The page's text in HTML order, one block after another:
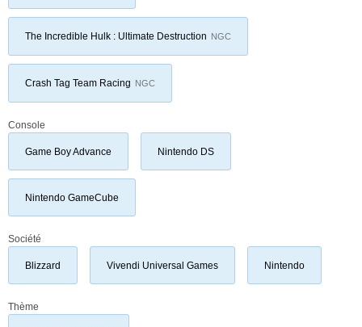
The Incredible Hulk : Ultimate Destruction NGC
Crash Tag Team Racing NGC
Console
Game Boy Advance Nintendo DS
Nintendo GameCube
Société
Blizzard Vivendi Universal Games Nintendo
Thème